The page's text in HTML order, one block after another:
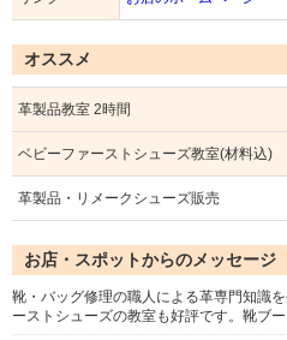
オススメ
革製品教室 2時間
ベビーファーストシューズ教室(材料込)
革製品・リメークシューズ販売
お店・スポットからのメッセージ
靴・バッグ修理の職人による革専門知識
ーストシューズの教室も好評です。靴ブ